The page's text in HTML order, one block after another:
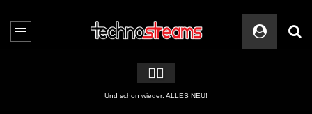
🏳️‍🌈
Und schon wieder: ALLES NEU!